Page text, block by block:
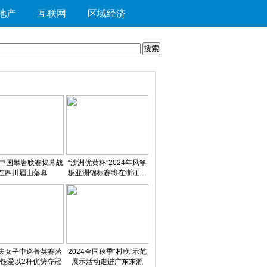
产 互联网 区域经济
国攀岩联赛揭幕战
四川眉山落幕
“沙洲优黄杯”2024年风筝
板亚洲锦标赛将在浙江舟
山启幕
女子中巡菁英赛落
爱以2杆优势夺冠
2024全国秋季“村晚”示范
展示活动走进广东东源